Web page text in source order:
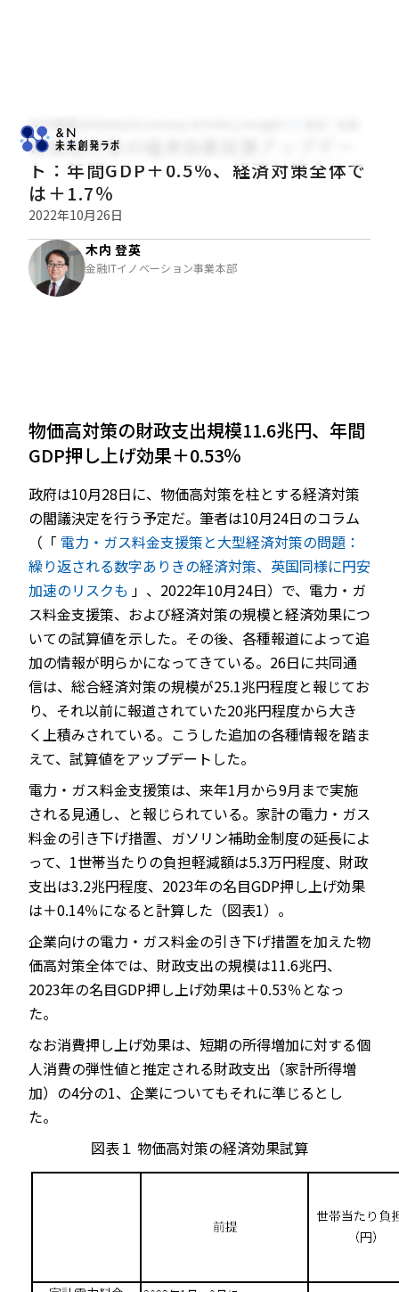
木内登英のGlobal Economy & Policy Insight
物価高対策の経済効果試算アップデー
ト：年間GDP＋0.5％、経済対策全体で
は＋1.7％
2022年10月26日
木内 登英
金融ITイノベーション事業本部
物価高対策の財政支出規模11.6兆円、年間
GDP押し上げ効果＋0.53％
政府は10月28日に、物価高対策を柱とする経済対策
の閣議決定を行う予定だ。筆者は10月24日のコラム
（「 電力・ガス料金支援策と大型経済対策の問題：
繰り返される数字ありきの経済対策、英国同様に円安
加速のリスクも 」、2022年10月24日）で、電力・ガ
ス料金支援策、および経済対策の規模と経済効果につ
いての試算値を示した。その後、各種報道によって追
加の情報が明らかになってきている。26日に共同通
信は、総合経済対策の規模が25.1兆円程度と報じてお
り、それ以前に報道されていた20兆円程度から大き
く上積みされている。こうした追加の各種情報を踏ま
えて、試算値をアップデートした。
電力・ガス料金支援策は、来年1月から9月まで実施
される見通し、と報じられている。家計の電力・ガス
料金の引き下げ措置、ガソリン補助金制度の延長によ
って、1世帯当たりの負担軽減額は5.3万円程度、財政
支出は3.2兆円程度、2023年の名目GDP押し上げ効果
は＋0.14％になると計算した（図表1）。
企業向けの電力・ガス料金の引き下げ措置を加えた物
価高対策全体では、財政支出の規模は11.6兆円、
2023年の名目GDP押し上げ効果は＋0.53％となっ
た。
なお消費押し上げ効果は、短期の所得増加に対する個
人消費の弾性値と推定される財政支出（家計所得増
加）の4分の1、企業についてもそれに準じるとし
た。
図表１ 物価高対策の経済効果試算